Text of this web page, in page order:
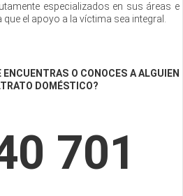
especializados en sus áreas e
el apoyo a la víctima sea integral.
O CONOCES A ALGUIEN
DOMÉSTICO?
701